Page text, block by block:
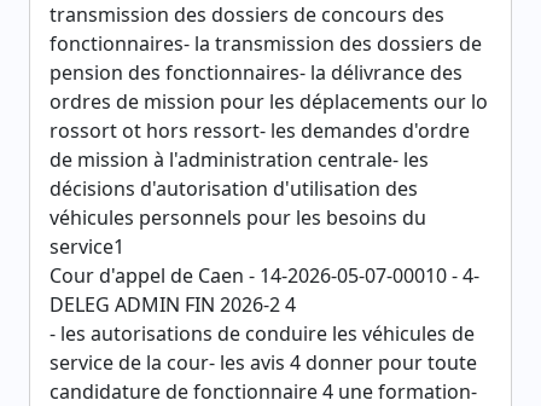
transmission des dossiers de concours des
fonctionnaires- la transmission des dossiers de
pension des fonctionnaires- la délivrance des
ordres de mission pour les déplacements our lo
rossort ot hors ressort- les demandes d'ordre
de mission à l'administration centrale- les
décisions d'autorisation d'utilisation des
véhicules personnels pour les besoins du
service1
Cour d'appel de Caen - 14-2026-05-07-00010 - 4-
DELEG ADMIN FIN 2026-2 4
- les autorisations de conduire les véhicules de
service de la cour- les avis 4 donner pour toute
candidature de fonctionnaire 4 une formation-